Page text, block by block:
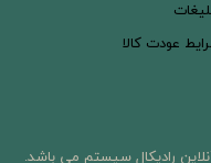
رادیکال سیستم می باشد.
عودت کالا